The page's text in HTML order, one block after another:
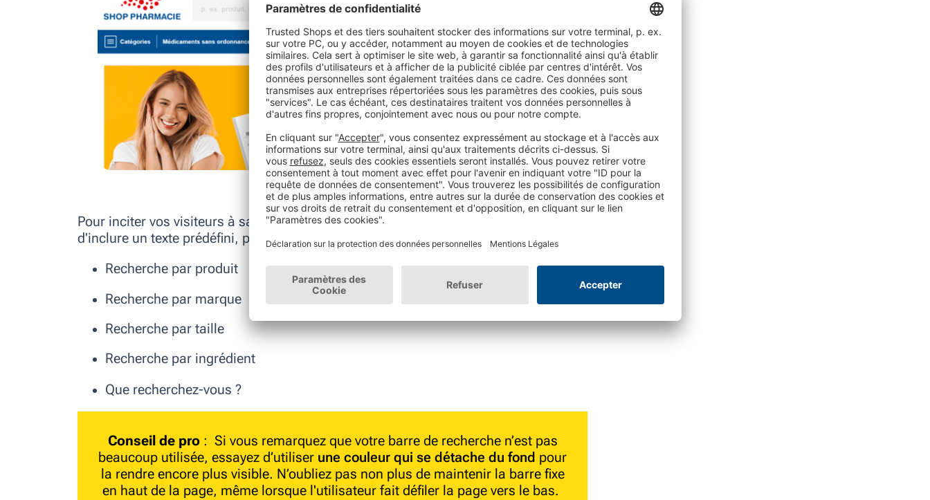
Source : Shop Pharmacie
Pour inciter vos visiteurs à saisir une requête de recherche, nous vous conseillons
d'inclure un texte prédéfini, p. ex. :
Recherche par produit
Recherche par marque
Recherche par taille
Recherche par ingrédient
Que recherchez-vous ?
Conseil de pro: Si vous remarquez que votre barre de recherche n’est pas
beaucoup utilisée, essayez d’utiliser une couleur qui se détache du fond pour
la rendre encore plus visible. N’oubliez pas non plus de maintenir la barre fixe
en haut de la page, même lorsque l'utilisateur fait défiler la page vers le bas.